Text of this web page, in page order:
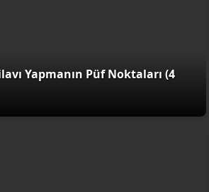
Yapmanın Püf Noktaları (4